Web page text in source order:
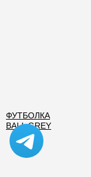
ФУТБОЛКА
BALL GREY